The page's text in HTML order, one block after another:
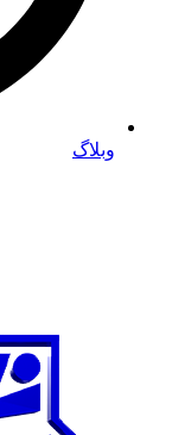
وبلاگ